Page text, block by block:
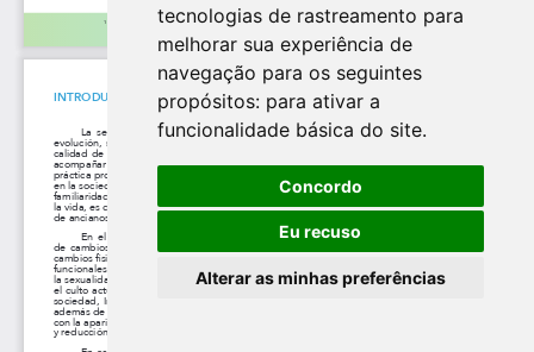
tecnologias de rastreamento para
melhorar sua experiência de
navegação para os seguintes
propósitos: para ativar a
funcionalidade básica do site.
Concordo
Eu recuso
Alterar as minhas preferências